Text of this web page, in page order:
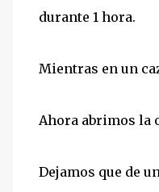
durante 1 hora.
Mientras en un
Ahora abrimos la
Dejamos que de